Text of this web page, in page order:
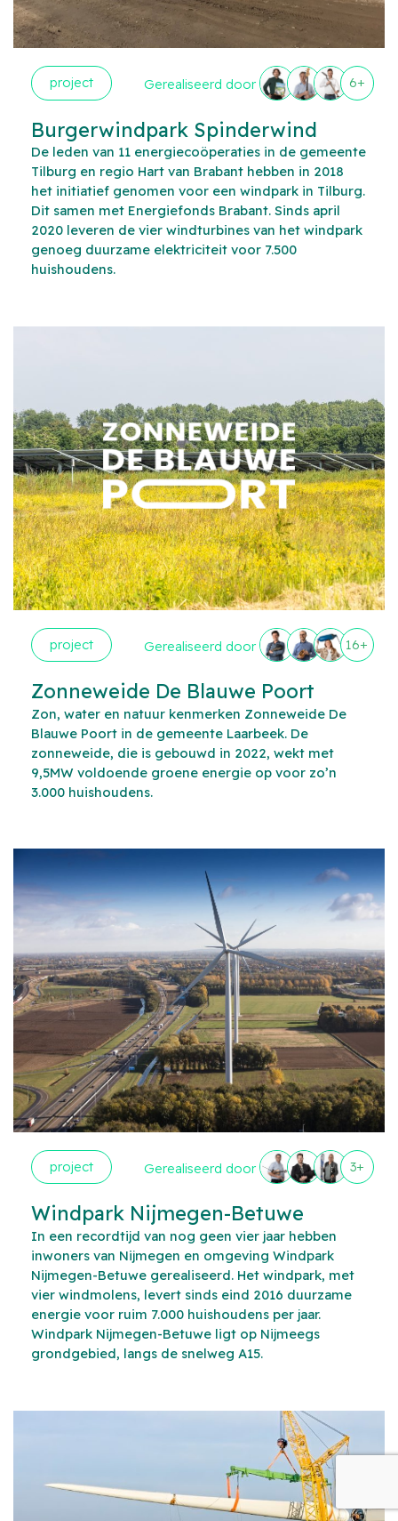
project Gerealiseerd door 6+
Burgerwindpark Spinderwind
De leden van 11 energiecoöperaties in de gemeente
Tilburg en regio Hart van Brabant hebben in 2018
het initiatief genomen voor een windpark in Tilburg.
Dit samen met Energiefonds Brabant. Sinds april
2020 leveren de vier windturbines van het windpark
genoeg duurzame elektriciteit voor 7.500
huishoudens.
project Gerealiseerd door 16+
Zonneweide De Blauwe Poort
Zon, water en natuur kenmerken Zonneweide De
Blauwe Poort in de gemeente Laarbeek. De
zonneweide, die is gebouwd in 2022, wekt met
9,5MW voldoende groene energie op voor zo’n
3.000 huishoudens.
project Gerealiseerd door 3+
Windpark Nijmegen-Betuwe
In een recordtijd van nog geen vier jaar hebben
inwoners van Nijmegen en omgeving Windpark
Nijmegen-Betuwe gerealiseerd. Het windpark, met
vier windmolens, levert sinds eind 2016 duurzame
energie voor ruim 7.000 huishoudens per jaar.
Windpark Nijmegen-Betuwe ligt op Nijmeegs
grondgebied, langs de snelweg A15.